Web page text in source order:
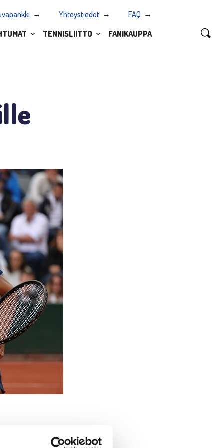
Yhteystiedot
FAQ
TENNISLIITTO FANIKAUPPA
norjalainenCasper